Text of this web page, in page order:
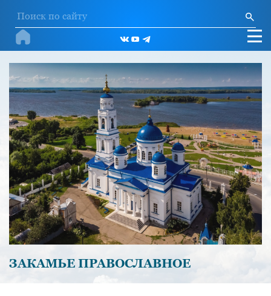
ЗАКАМЬЕ ПРАВОСЛАВНОЕ